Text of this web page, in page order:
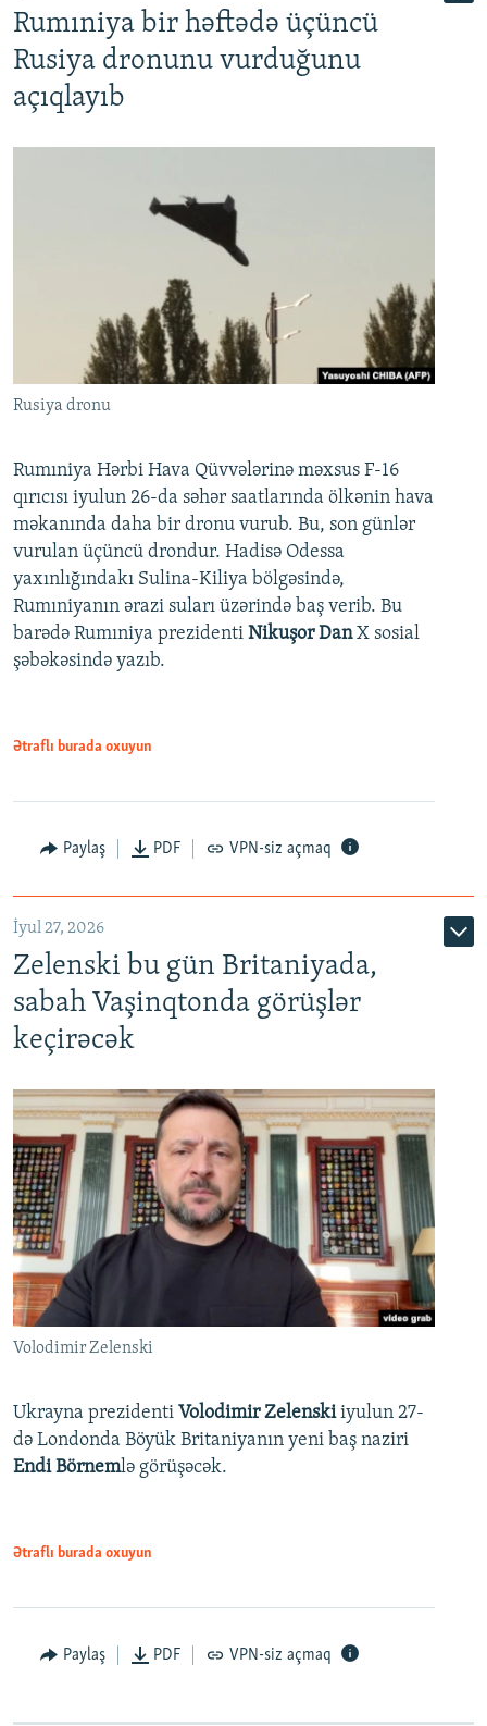
Rumıniya bir həftədə üçüncü
Rusiya dronunu vurduğunu
açıqlayıb
Rusiya dronu
Rumıniya Hərbi Hava Qüvvələrinə məxsus F-16
qırıcısı iyulun 26-da səhər saatlarında ölkənin hava
məkanında daha bir dronu vurub. Bu, son günlər
vurulan üçüncü drondur. Hadisə Odessa
yaxınlığındakı Sulina-Kiliya bölgəsində,
Rumıniyanın ərazi suları üzərində baş verib. Bu
barədə Rumıniya prezidenti Nikuşor DanX sosial
şəbəkəsində yazıb.
Ətraflı burada oxuyun
Paylaş PDF VPN-siz açmaq
İyul 27, 2026
Zelenski bu gün Britaniyada,
sabah Vaşinqtonda görüşlər
keçirəcək
Volodimir Zelenski
Ukrayna prezidenti Volodimir Zelenskiiyulun 27-
də Londonda Böyük Britaniyanın yeni baş naziri
Endi Börnemlə görüşəcək.
Ətraflı burada oxuyun
Paylaş PDF VPN-siz açmaq